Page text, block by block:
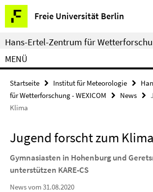
Springe
direkt
zu
Inhalt
Freie Universität Berlin
Service-
Navigation
Hans-Ertel-Zentrum für
MENÜ
Startseite Institut für Meteorologie
für Wetterforschung - WEXICOM
News
Klima
Jugend forscht zum Klima
Gymnasiasten in Hohenburg und
unterstützen KARE-CS
News vom 31.08.2020